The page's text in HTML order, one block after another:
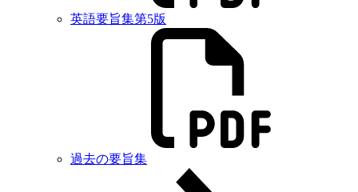
英語要旨集第5版
過去の要旨集